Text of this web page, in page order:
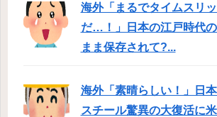
海外「まるでタイムスリ
だ…！」日本の江戸時代
まま保存されて?...
海外「素晴らしい！」日
スチール驚異の大復活に